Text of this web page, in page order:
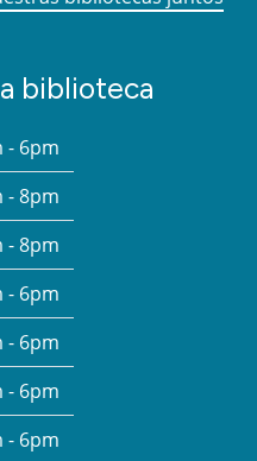
biblioteca
- 6pm
- 8pm
- 8pm
- 6pm
- 6pm
- 6pm
- 6pm